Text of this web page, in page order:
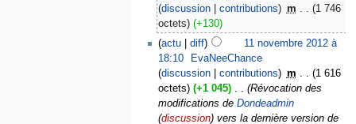
discussion
contributions m
1 746
octets
+130
actu
diff
11 novembre 2012 à
18:10
EvaNeeChance
discussion
contributions m
1 616
octets
+1 045
Révocation des
modifications deDondeadmin
(discussion) vers la dernière version de